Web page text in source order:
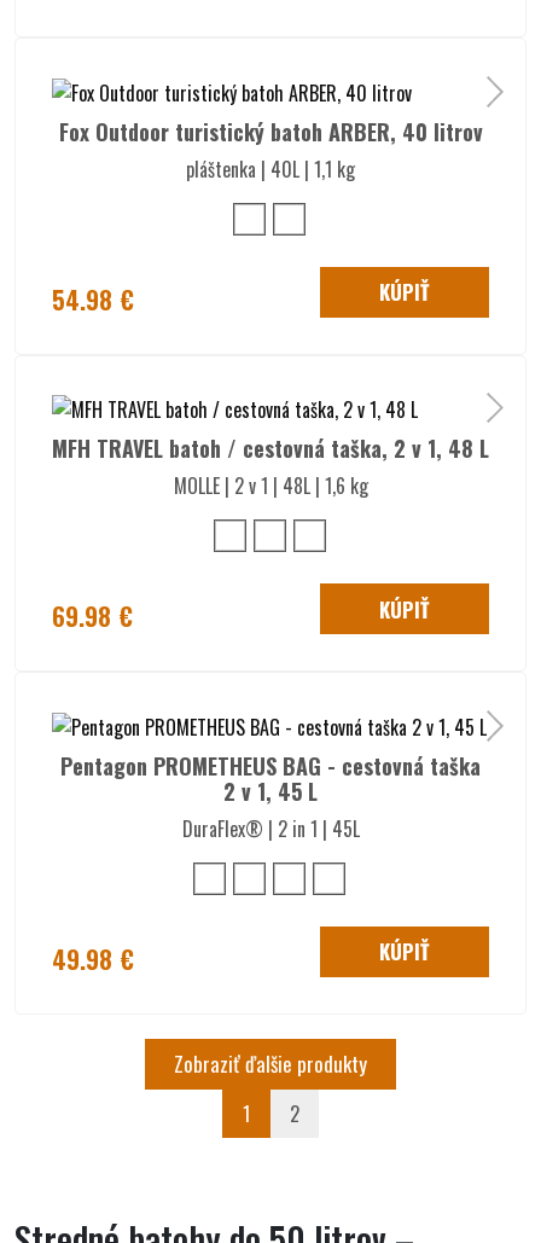
Fox Outdoor turistický batoh ARBER, 40 litrov
pláštenka | 40L | 1,1 kg
54.98 € KÚPIŤ
MFH TRAVEL batoh / cestovná taška, 2 v 1, 48 L
MOLLE | 2 v 1 | 48L | 1,6 kg
69.98 € KÚPIŤ
Pentagon PROMETHEUS BAG - cestovná taška
2 v 1, 45 L
DuraFlex® | 2 in 1 | 45L
49.98 € KÚPIŤ
Zobraziť ďalšie produkty
1 2